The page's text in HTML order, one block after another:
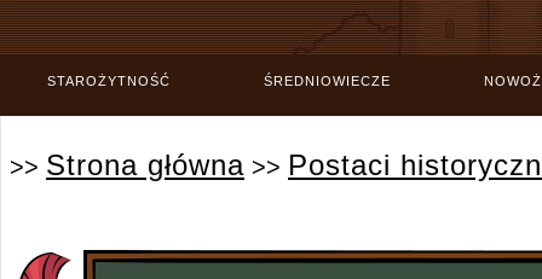
STAROŻYTNOŚĆ ŚREDNIOWIECZE
>> Strona główna >> Postaci